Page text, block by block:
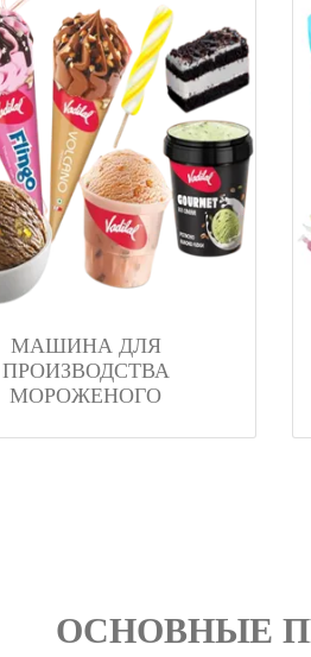
МАШИНА ДЛЯ
ПРОИЗВОДСТВА
МОРОЖЕНОГО
ОСНОВНЫЕ